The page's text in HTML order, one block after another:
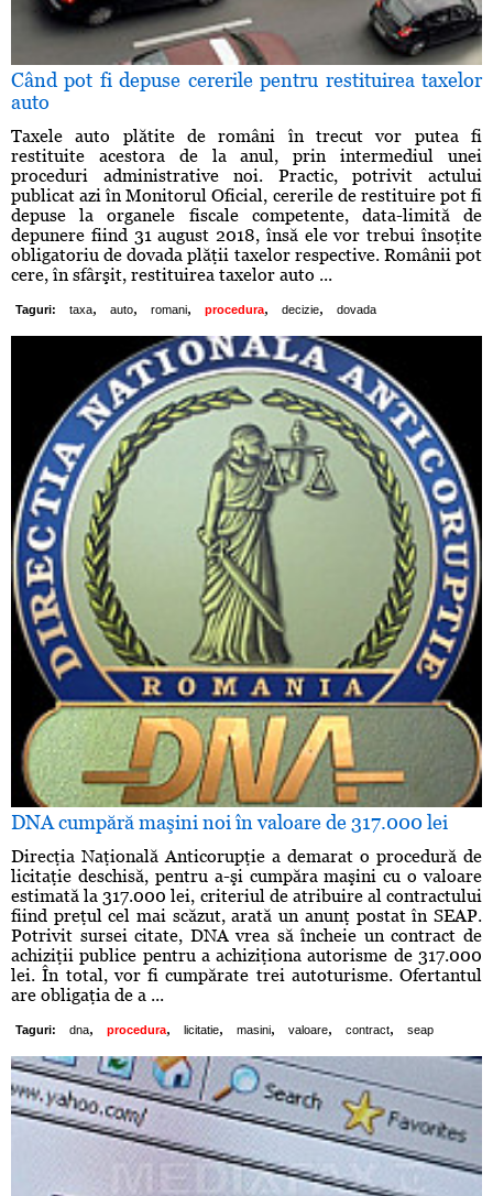
Când pot fi depuse cererile pentru restituirea taxelor
auto
Taxele auto plătite de români în trecut vor putea fi
restituite acestora de la anul, prin intermediul unei
proceduri administrative noi. Practic, potrivit actului
publicat azi în Monitorul Oficial, cererile de restituire pot fi
depuse la organele fiscale competente, data-limită de
depunere fiind 31 august 2018, însă ele vor trebui însoţite
obligatoriu de dovada plăţii taxelor respective. Românii pot
cere, în sfârşit, restituirea taxelor auto ...
Taguri: taxa, auto, romani, procedura, decizie, dovada
DNA cumpără maşini noi în valoare de 317.000 lei
Direcţia Naţională Anticorupţie a demarat o procedură de
licitaţie deschisă, pentru a-şi cumpăra maşini cu o valoare
estimată la 317.000 lei, criteriul de atribuire al contractului
fiind preţul cel mai scăzut, arată un anunţ postat în SEAP.
Potrivit sursei citate, DNA vrea să încheie un contract de
achiziţii publice pentru a achiziţiona autorisme de 317.000
lei. În total, vor fi cumpărate trei autoturisme. Ofertantul
are obligaţia de a ...
Taguri: dna, procedura, licitatie, masini, valoare, contract, seap